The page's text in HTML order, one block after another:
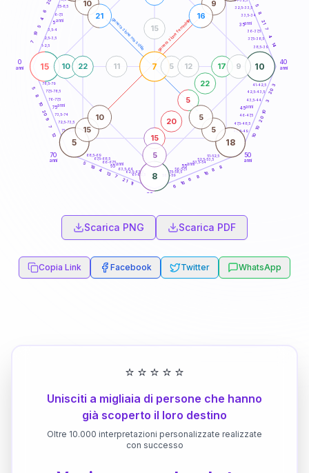
generazione maschile generazione femminile
0
anni
40
anni
50
anni
60
70
anni
1-2,5
2,5-3,5
3,5-4
6-7,5
7,5-8,5
32,5-33,5
33,5-34
36-37,5
37,5-38,5
38,5-39
41-42,5
42,5-43,5
43,5-44
46-47,5
47,5-48,5
48,5-49
51-52,5
52,5-53,5
53,5-54
56-57,5
57,5-58,5
58,5-59
61-62,5
62,5-63,5
63,5-64
66-67,5
67,5-68,5
68,5-69
71-72,5
72,5-73,5
73,5-74
76-77,5
77,5-78,5
78,5-79
7
19
5
4
6
5
8
21
7
4
14
3
20
3
10
20
10
10
8
8
16
8
6
16
6
11
21
7
13
4
18
5
12
7
9
20
10
8
5
15 10
8
7
5 18
15
20
5
22
17
10 9
5
22 5 12
11
15
10
21
9
16
15
10
5
5
5anni
35anni
45anni
55anni
65anni
75anni
Scarica PNG Scarica PDF
Copia Link Facebook Twitter WhatsApp
⭐ ⭐ ⭐ ⭐ ⭐
Unisciti a migliaia di persone che hanno
già scoperto il loro destino
Oltre 10.000 interpretazioni personalizzate realizzate
con successo